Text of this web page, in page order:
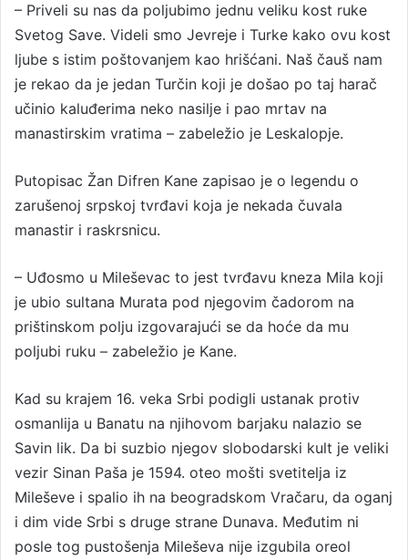
– Priveli su nas da poljubimo jednu veliku kost ruke
Svetog Save. Videli smo Jevreje i Turke kako ovu kost
ljube s istim poštovanjem kao hrišćani. Naš čauš nam
je rekao da je jedan Turčin koji je došao po taj harač
učinio kaluđerima neko nasilje i pao mrtav na
manastirskim vratima – zabeležio je Leskalopje.
Putopisac Žan Difren Kane zapisao je o legendu o
zarušenoj srpskoj tvrđavi koja je nekada čuvala
manastir i raskrsnicu.
– Uđosmo u Mileševac to jest tvrđavu kneza Mila koji
je ubio sultana Murata pod njegovim čadorom na
prištinskom polju izgovarajući se da hoće da mu
poljubi ruku – zabeležio je Kane.
Kad su krajem 16. veka Srbi podigli ustanak protiv
osmanlija u Banatu na njihovom barjaku nalazio se
Savin lik. Da bi suzbio njegov slobodarski kult je veliki
vezir Sinan Paša je 1594. oteo mošti svetitelja iz
Mileševe i spalio ih na beogradskom Vračaru, da oganj
i dim vide Srbi s druge strane Dunava. Međutim ni
posle tog pustošenja Mileševa nije izgubila oreol